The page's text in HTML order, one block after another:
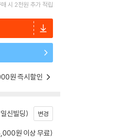
시 2천원 추가 적립
원 즉시할인
신빌딩) 변경
원 이상 무료)